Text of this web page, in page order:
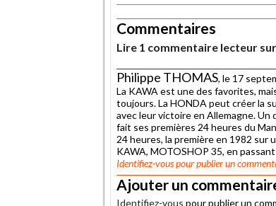
Commentaires
Lire 1 commentaire lecteur
Philippe THOMAS, le 17
La KAWA est une des favorites,
toujours. La HONDA peut créer la
avec leur victoire en Allemagne. Un
fait ses premières 24 heures du
24 heures, la première en 1982 sur
KAWA, MOTOSHOP 35, en
Identifiez-vouspour publier un
Ajouter un
Identifiez-vous pour publier un